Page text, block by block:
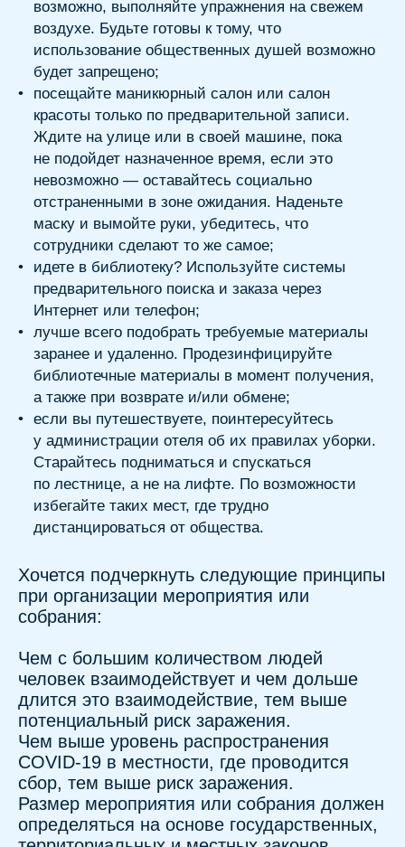
а также при возврате и/или обмене;
если вы путешествуете, поинтересуйтесь
у администрации отеля об их правилах уборки.
Старайтесь подниматься и спускаться
по лестнице, а не на лифте. По возможности
избегайте таких мест, где трудно
дистанцироваться от общества.
Хочется подчеркнуть следующие принципы
при организации мероприятия или
собрания:
Чем с большим количеством людей
человек взаимодействует и чем дольше
длится это взаимодействие, тем выше
потенциальный риск заражения.
Чем выше уровень распространения
COVID-19 в местности, где проводится
сбор, тем выше риск заражения.
Размер мероприятия или собрания должен
определяться на основе государственных,
территориальных и местных законов,
а также правил безопасности,
установленных в местности, где
планируется провести сбор.
И поскольку нет никакого способа
обеспечить нулевой риск заражения, важно
понимать потенциальные риски и то, как
принимать различные виды
профилактических мер, чтобы защитить
себя и помочь уменьшить распространение
собственного иммунитета поможет
максимально снизить риск возможного
заражения. Применение
иммуностимулирующего препарата
в качестве профилактической меры.
Действующее вещество препарата —
пидотимод оказывает доказанное
иммуностимулирующее действие
в случаях недостаточности иммунной
системы, а также при
ее функционировании на физиологическом
уровне. Сильный иммунитет — залог
здоровья.
Подготовлено по материалам сайта:
WebMD.com